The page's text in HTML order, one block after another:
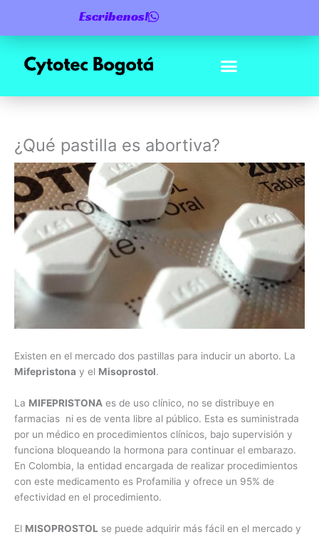
contenido
Escribenos!
¿Qué pastilla es abortiva?
Existen en el mercado dos pastillas para inducir un aborto. La
Mifepristona y el Misoprostol.
La MIFEPRISTONA es de uso clínico, no se distribuye en
farmacias ni es de venta libre al público. Esta es suministrada
por un médico en procedimientos clínicos, bajo supervisión y
funciona bloqueando la hormona para continuar el embarazo.
En Colombia, la entidad encargada de realizar procedimientos
con este medicamento es Profamilia y ofrece un 95% de
efectividad en el procedimiento.
El MISOPROSTOL se puede adquirir más fácil en el mercado y